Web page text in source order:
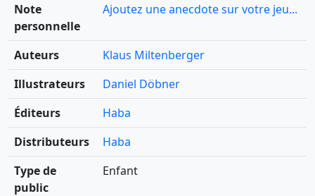
Note
personnelle
Ajoutez une anecdote sur votre jeu...
Auteurs
Klaus Miltenberger
Illustrateurs
Daniel Döbner
Éditeurs
Haba
Distributeurs
Haba
Type de
public
Enfant